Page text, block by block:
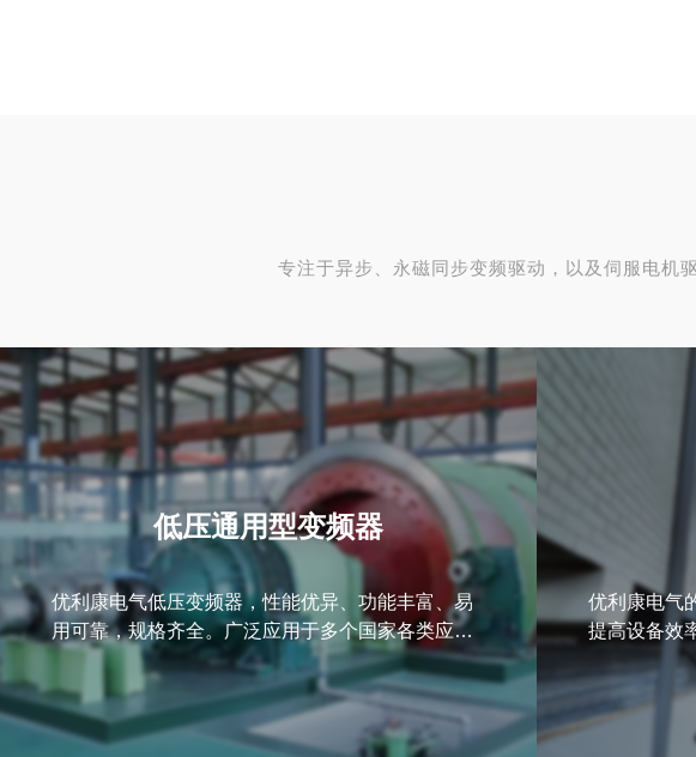
专注于异步、永磁同步变频驱动，以及伺服电机
低压通用型变频器
优利康电气低压变频器，性能优异、功能丰富、易
用可靠，规格齐全。广泛应用于多个国家各类应用
领域，得到客户广泛认可。
优利康电气
提高设备效
能耗和机械
器还具备多
化集成，适
确保安全稳